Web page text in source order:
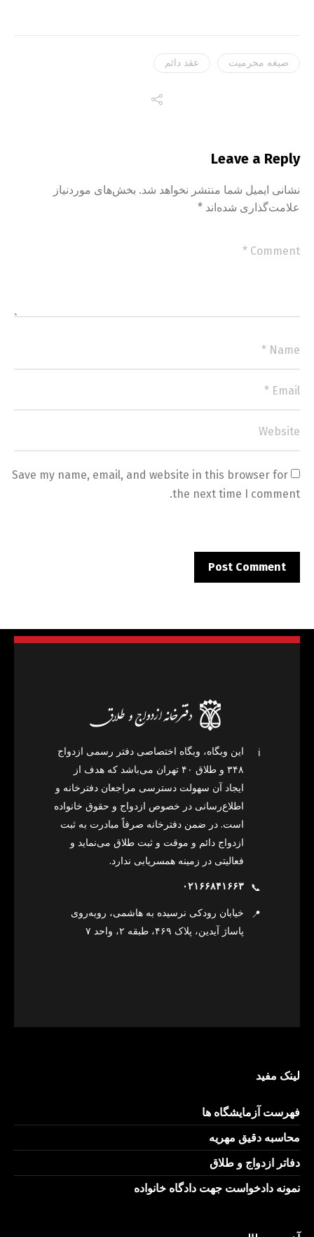
صیغه محرمیت عقد دائم
Leave a Reply
نشانی ایمیل شما منتشر نخواهد شد. بخش‌های موردنیاز
علامت‌گذاری شده‌اند *
Save my name, email, and website in this browser for
the next time I comment.
ℹ️
این وبگاه، وبگاه اختصاصی دفتر رسمی ازدواج
۳۴۸ و طلاق ۴۰ تهران می‌باشد که هدف از
ایجاد آن سهولت دسترسی مراجعان دفترخانه و
اطلاع‌رسانی در خصوص ازدواج و حقوق خانواده
است. در ضمن دفترخانه صرفاً مبادرت به ثبت
ازدواج دائم و موقت و ثبت طلاق می‌نماید و
فعالیتی در زمینه همسریابی ندارد.
📞 ۰۲۱۶۶۸۴۱۶۶۳
📍
خیابان رودکی نرسیده به هاشمی، روبه‌روی
پاساژ آیدین، پلاک ۴۶۹، طبقه ۲، واحد ۷
لینک مفید
فهرست آزمایشگاه ها
محاسبه دقیق مهریه
دفاتر ازدواج و طلاق
نمونه دادخواست جهت دادگاه خانواده